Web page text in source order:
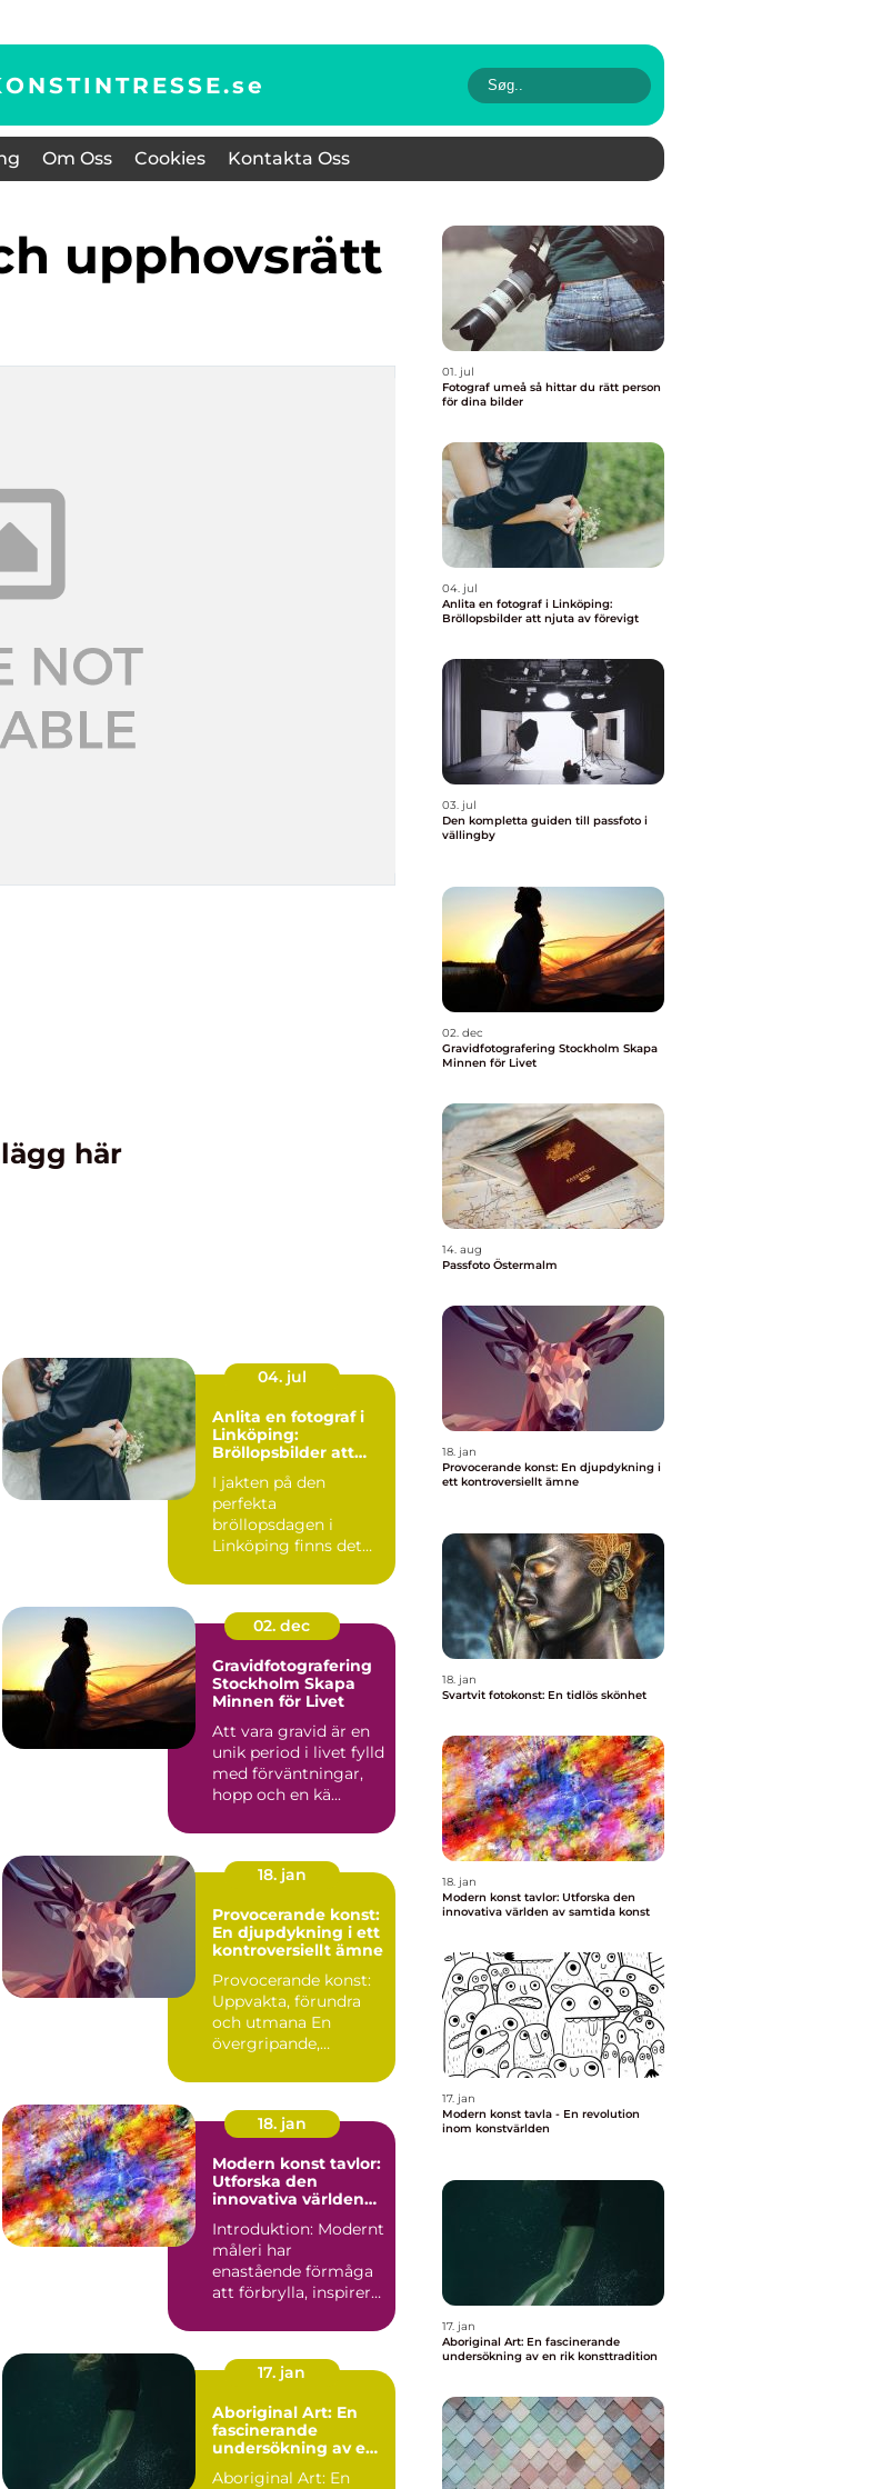
se
Om Oss Cookies Kontakta Oss
upphovsrätt
här
04. jul
Anlita en fotograf i
Linköping:
Bröllopsbilder att
I jakten på den
perfekta
bröllopsdagen i
Linköping finns det
en...
02. dec
Gravidfotografering
Stockholm Skapa
Minnen för Livet
Att vara gravid är en
unik period i livet fylld
med förväntningar,
hopp och en kä...
18. jan
Provocerande konst:
En djupdykning i ett
kontroversiellt ämne
Provocerande konst:
Uppvakta, förundra
och utmana En
övergripande,
över "provoce...
18. jan
Modern konst tavlor:
Utforska den
innovativa världen
Introduktion: Modernt
måleri har
enastående förmåga
att förbrylla, inspirera
Konstnä...
17. jan
Aboriginal Art: En
fascinerande
undersökning av en
Aboriginal Art: En
01. jul
Fotograf umeå så hittar du rätt person
för dina bilder
04. jul
Anlita en fotograf i Linköping:
Bröllopsbilder att njuta av förevigt
03. jul
Den kompletta guiden till passfoto i
vällingby
02. dec
Gravidfotografering Stockholm Skapa
Minnen för Livet
14. aug
Passfoto Östermalm
18. jan
Provocerande konst: En djupdykning i
ett kontroversiellt ämne
18. jan
Svartvit fotokonst: En tidlös skönhet
18. jan
Modern konst tavlor: Utforska den
innovativa världen av samtida konst
17. jan
Modern konst tavla - En revolution
inom konstvärlden
17. jan
Aboriginal Art: En fascinerande
undersökning av en rik konsttradition